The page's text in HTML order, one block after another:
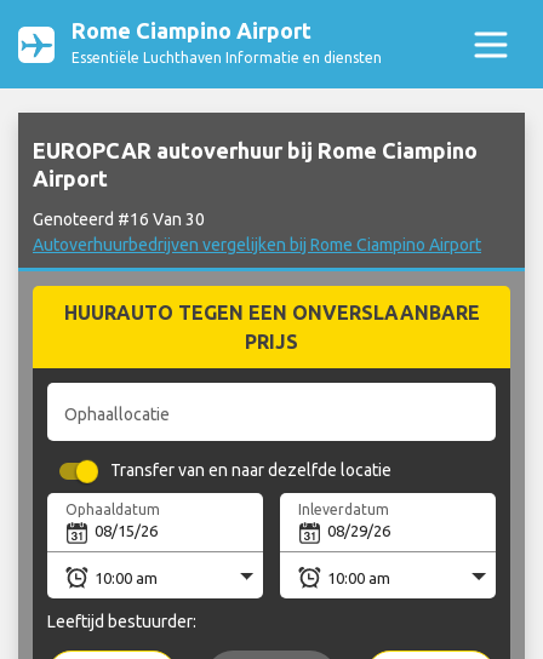
Rome Ciampino Airport
Essentiële Luchthaven Informatie en diensten
EUROPCAR autoverhuur bij Rome Ciampino
Airport
Genoteerd #16 Van 30
Autoverhuurbedrijven vergelijken bij Rome Ciampino Airport
HUURAUTO TEGEN EEN ONVERSLAANBARE
PRIJS
Ophaallocatie
Transfer van en naar dezelfde locatie
Ophaaldatum Inleverdatum
Leeftijd bestuurder: